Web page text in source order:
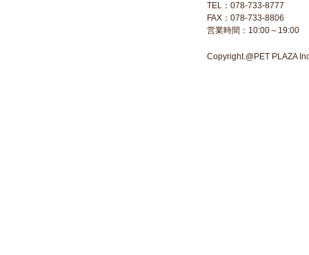
TEL：078-733-8777
FAX：078-733-8806
営業時間：10:00～19:00
Copyright.@PET PLAZA